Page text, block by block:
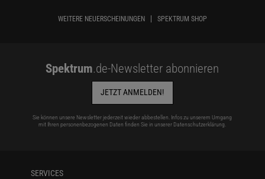
WEITERE NEUERSCHEINUNGEN SPEKTRUM SHOP
Spektrum.de-Newsletter abonnieren
JETZT ANMELDEN!
Sie können unsere Newsletter jederzeit wieder abbestellen. Infos zu unserem Umgang
mit Ihren personenbezogenen Daten finden Sie in unserer Datenschutzerklärung.
SERVICES